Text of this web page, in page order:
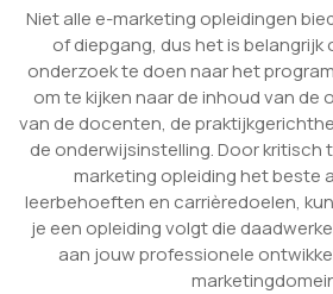
Niet alle e-marketing opleidingen
of diepgang, dus het is
onderzoek te doen naar het
om te kijken naar de inhoud van de
van de docenten, de
de onderwijsinstelling. Door kritisch
marketing opleiding het beste
leerbehoeften en carrièredoelen,
je een opleiding volgt die
aan jouw professionele